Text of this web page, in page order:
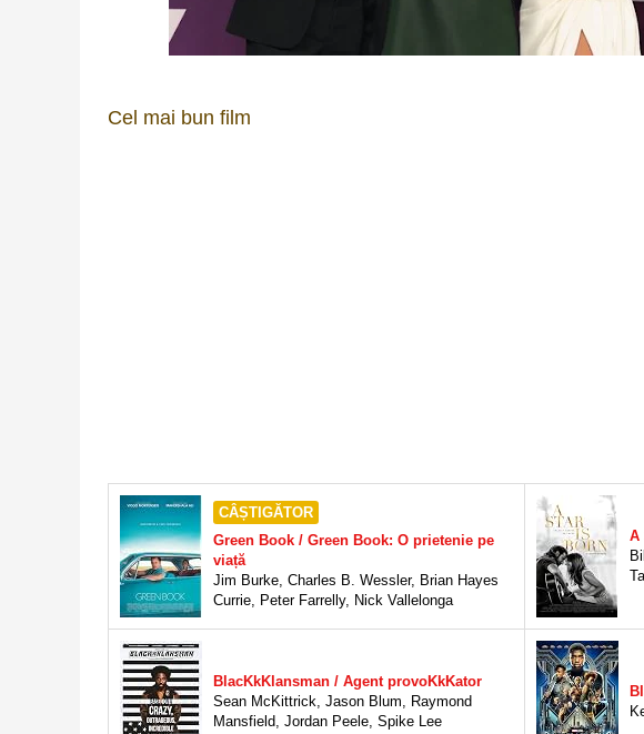
Cel mai bun film
CÂȘTIGĂTOR
Green Book / Green Book: O prietenie pe
viață
Jim Burke, Charles B. Wessler, Brian Hayes
Currie, Peter Farrelly, Nick Vallelonga
A
BlacKkKlansman / Agent provoKkKator
Sean McKittrick, Jason Blum, Raymond
Mansfield, Jordan Peele, Spike Lee